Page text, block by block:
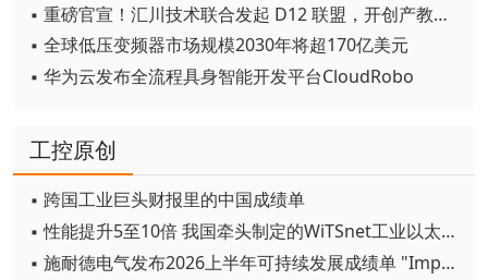
▪ 重磅官宣！汇川技术联合发起 D12 联盟，开创产教融合新范式
▪ 全球低压变频器市场规模2030年将超170亿美元
▪ 华为云发布全流程具身智能开发平台CloudRobo
工控原创
▪ 跨国工业巨头财报里的中国成绩单
▪ 性能提升5至10倍 我国牵头制定的WiTSnet工业以太网国际标准正式发布
▪ 施耐德电气发布2026上半年可持续发展成绩单 "Impact 2030"路线图开局稳健